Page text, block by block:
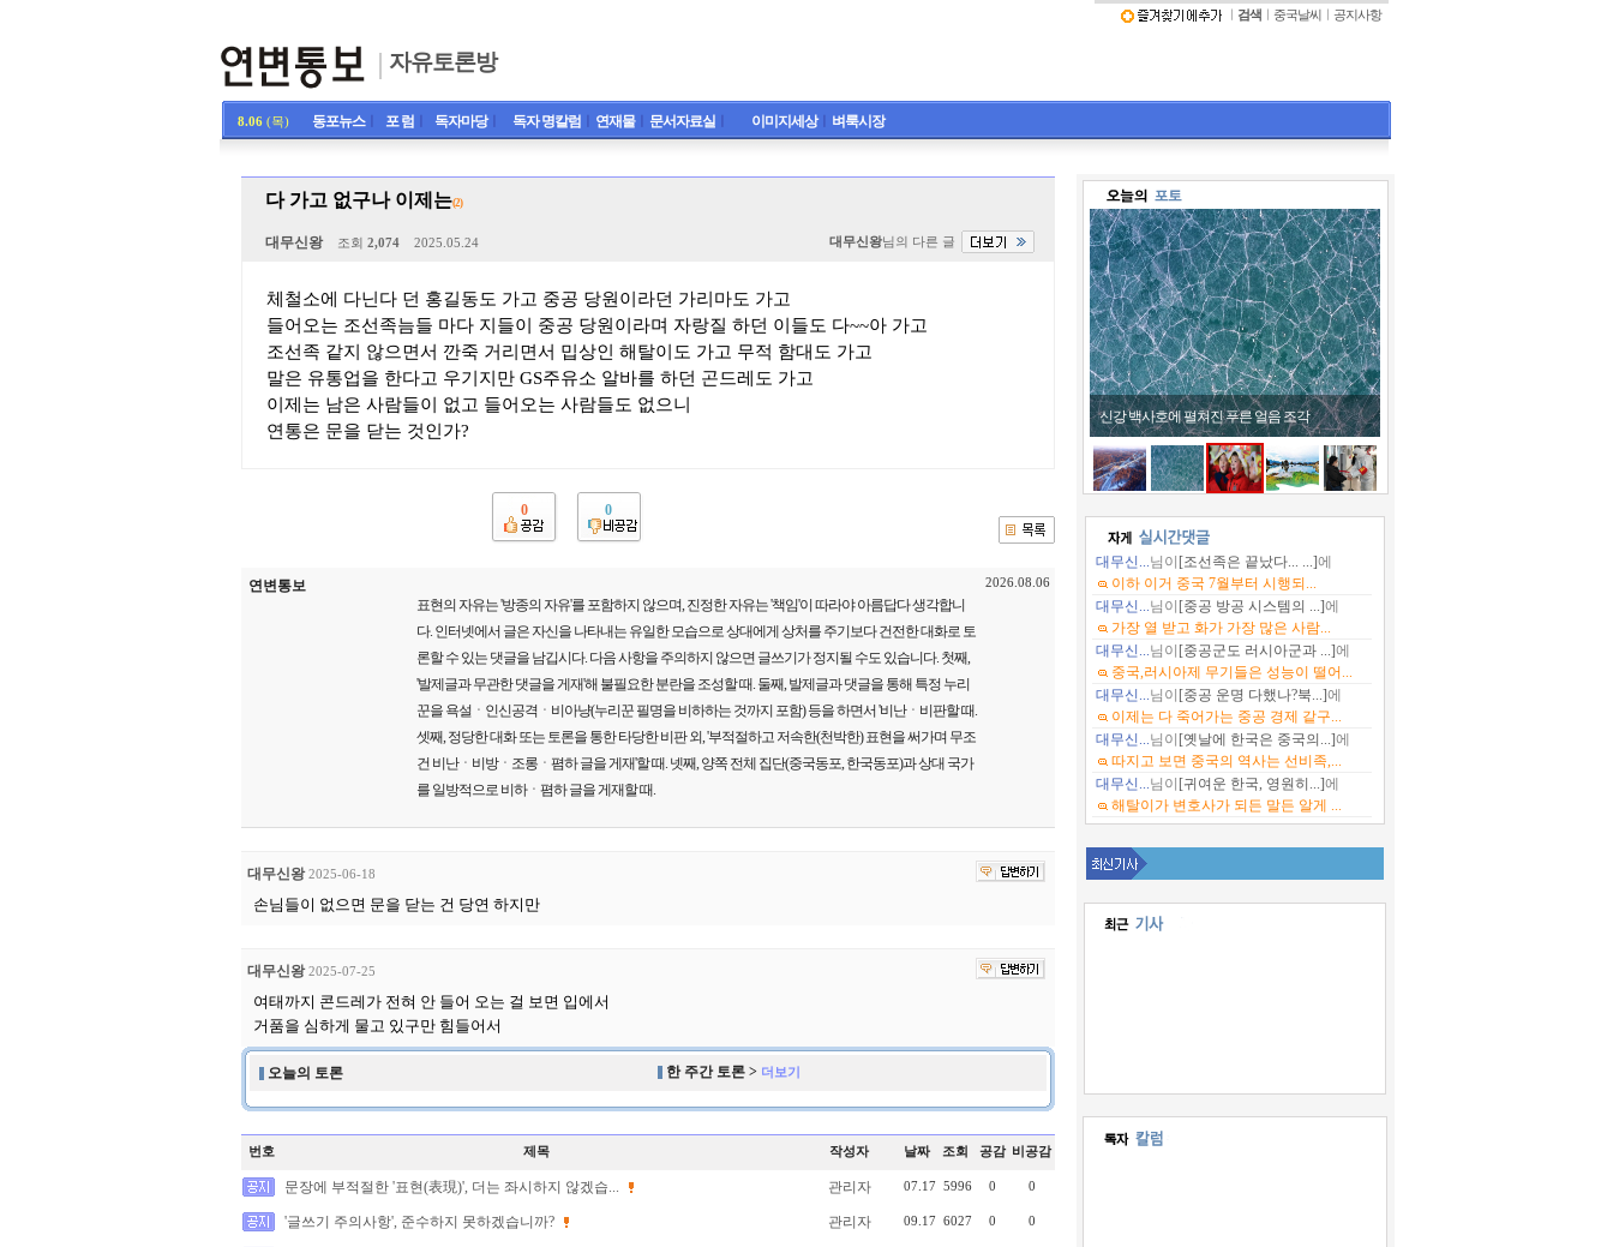
자유토론방
검색 중국날씨 공지사항
8.06 (목) 동포뉴스ㅣ 포 럼 독자마당ㅣ 독자 명칼럼 연재물ㅣ 문서자료실 이미지세상ㅣ 벼룩시장
다 가고 없구나 이제는(2)
대무신왕 조회 2,074 2025.05.24 대무신왕님의 다른 글
체철소에 다닌다 던 홍길동도 가고 중공 당원이라던 가리마도 가고
들어오는 조선족늠들 마다 지들이 중공 당원이라며 자랑질 하던 이들도 다~~아 가고
조선족 같지 않으면서 깐죽 거리면서 밉상인 해탈이도 가고 무적 함대도 가고
말은 유통업을 한다고 우기지만 GS주유소 알바를 하던 곤드레도 가고
이제는 남은 사람들이 없고 들어오는 사람들도 없으니
연통은 문을 닫는 것인가?
0 0
연변통보
표현의 자유는 '방종의 자유'를 포함하지 않으며, 진정한 자유는 '책임'이 따라야 아름답다 생각합니
다. 인터넷에서 글은 자신을 나타내는 유일한 모습으로 상대에게 상처를 주기보다 건전한 대화로 토
론할 수 있는 댓글을 남깁시다. 다음 사항을 주의하지 않으면 글쓰기가 정지될 수도 있습니다. 첫째,
'발제글과 무관한 댓글을 게재'해 불필요한 분란을 조성할 때. 둘째, 발제글과 댓글을 통해 특정 누리
꾼을 욕설ㆍ인신공격ㆍ비아냥(누리꾼 필명을 비하하는 것까지 포함) 등을 하면서 '비난ㆍ비판할 때.
셋째, 정당한 대화 또는 토론을 통한 타당한 비판 외, '부적절하고 저속한(천박한) 표현을 써가며 무조
건 비난ㆍ비방ㆍ조롱ㆍ폄하 글을 게재'할 때. 넷째, 양쪽 전체 집단(중국동포, 한국동포)과 상대 국가
를 일방적으로 비하ㆍ폄하 글을 게재할 때.
2026.08.06
대무신왕 2025-06-18
손님들이 없으면 문을 닫는 건 당연 하지만
대무신왕 2025-07-25
여태까지 콘드레가 전혀 안 들어 오는 걸 보면 입에서
거품을 심하게 물고 있구만 힘들어서
오늘의 토론 한 주간 토론 > 더보기
번호 제목 작성자 날짜 조회 공감 비공감
문장에 부적절한 '표현(表現)', 더는 좌시하지 않겠습... 관리자 07.17 5996 0 0
'글쓰기 주의사항', 준수하지 못하겠습니까? 관리자 09.17 6027 0 0
신강 백사호에 펼쳐진 푸른 얼음 조각
대무신...님이 [조선족은 끝났다... ...]에
이하 이거 중국 7월부터 시행되...
대무신...님이 [중공 방공 시스템의 ...]에
가장 열 받고 화가 가장 많은 사람...
대무신...님이 [중공군도 러시아군과 ...]에
중국,러시아제 무기들은 성능이 떨어...
대무신...님이 [중공 운명 다했나?북...]에
이제는 다 죽어가는 중공 경제 같구...
대무신...님이 [옛날에 한국은 중국의...]에
따지고 보면 중국의 역사는 선비족,...
대무신...님이 [귀여운 한국, 영원히...]에
해탈이가 변호사가 되든 말든 알게 ...